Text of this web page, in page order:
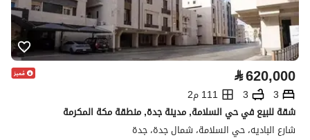
⃁620,000
3
3
111 م2
شقة للبيع في حي السلامة, مدينة جدة, منطقة مكة المكرمة
شارع الباديه، حي السلامة، شمال جدة، جدة